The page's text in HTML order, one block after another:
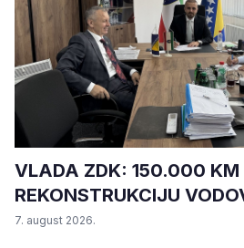
VLADA ZDK: 150.000 KM
REKONSTRUKCIJU
7. august 2026.